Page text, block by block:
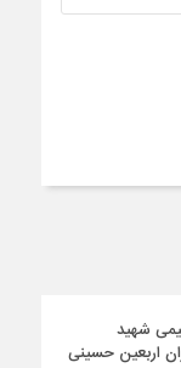
شهید
اربعین حسینی